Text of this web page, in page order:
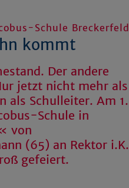
Schule Breckerfeld
kommt
Der andere
jetzt nicht mehr als
als Schulleiter. Am 1.
Schule in
von
(65) an Rektor i.K.
gefeiert.